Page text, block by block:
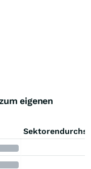
eigenen